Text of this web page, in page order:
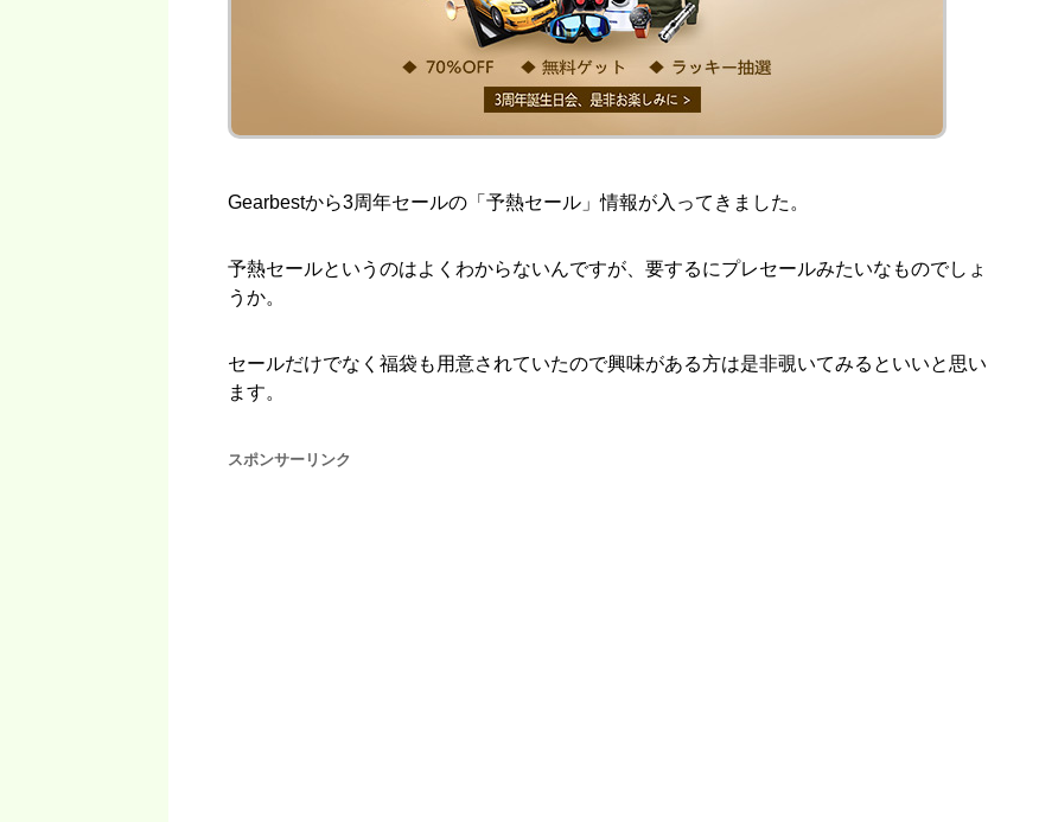
Gearbestから3周年セールの「予熱セール」情報が入ってきました。
予熱セールというのはよくわからないんですが、要するにプレセールみたいなものでしょ
うか。
セールだけでなく福袋も用意されていたので興味がある方は是非覗いてみるといいと思い
ます。
スポンサーリンク